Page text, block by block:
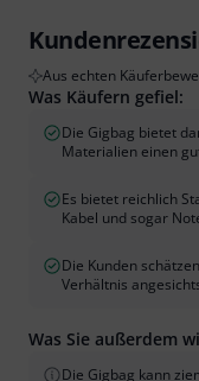
Aus echten
Was Käufern gefiel:
Die Gigbag bietet
Materialien einen
Es bietet reichlich
Kabel und sogar
Die Kunden
Verhältnis
Was Sie außerdem
Die Gigbag kann